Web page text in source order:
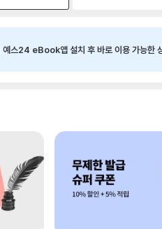
예스24 eBook앱 설치 후 바로 이용 가능한